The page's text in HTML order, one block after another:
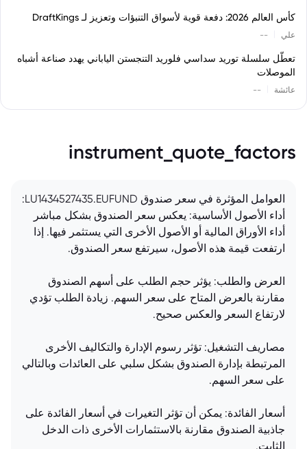
كأس العالم 2026: دفعة قوية لأسواق التنبؤات وتعزيز لـ DraftKings
علي --
تعطّل سلسلة توريد سداسي فلوريد التنجستن الياباني يهدد صناعة أشباه
الموصلات
عائشة --
instrument_quote_factors
العوامل المؤثرة في سعر صندوق LU1434527435.EUFUND:
أداء الأصول الأساسية: يعكس سعر الصندوق بشكل مباشر
أداء الأوراق المالية أو الأصول الأخرى التي يستثمر فيها. إذا
ارتفعت قيمة هذه الأصول، سيرتفع سعر الصندوق.
العرض والطلب: يؤثر حجم الطلب على أسهم الصندوق
مقارنة بالعرض المتاح على سعر السهم. زيادة الطلب تؤدي
لارتفاع السعر والعكس صحيح.
مصاريف التشغيل: تؤثر رسوم الإدارة والتكاليف الأخرى
المرتبطة بإدارة الصندوق بشكل سلبي على العائدات وبالتالي
على سعر السهم.
أسعار الفائدة: يمكن أن تؤثر التغيرات في أسعار الفائدة على
جاذبية الصندوق مقارنة بالاستثمارات الأخرى ذات الدخل
الثابت.